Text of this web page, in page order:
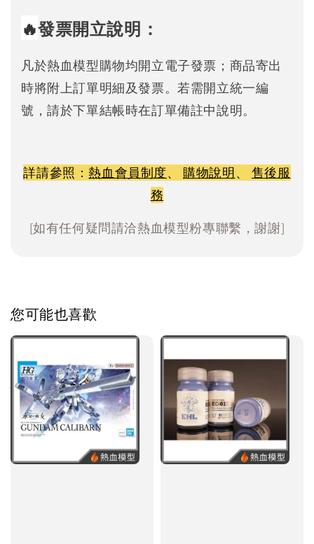
🔥發票開立說明：
凡於熱血模型購物均開立電子發票；商品寄出
時將附上訂單明細及發票。若需開立統一編
號，請於下單結帳時在訂單備註中說明。
詳請參照：熱血會員制度、 購物說明、 售後服
務
[如有任何疑問請洽熱血模型粉專聯繫，謝謝]
您可能也喜歡